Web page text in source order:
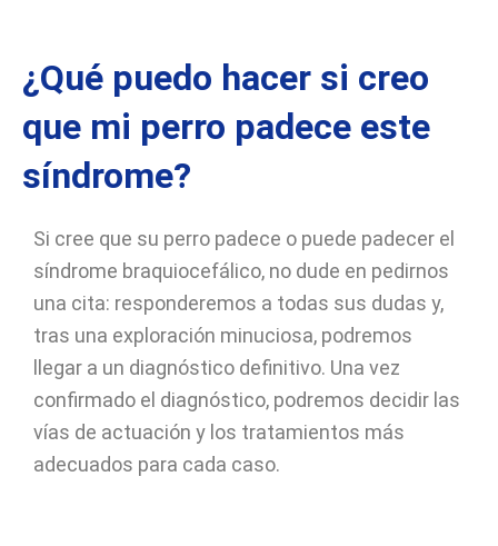
¿Qué puedo hacer si creo
que mi perro padece este
síndrome?
Si cree que su perro padece o puede padecer el
síndrome braquiocefálico, no dude en pedirnos
una cita: responderemos a todas sus dudas y,
tras una exploración minuciosa, podremos
llegar a un diagnóstico definitivo. Una vez
confirmado el diagnóstico, podremos decidir las
vías de actuación y los tratamientos más
adecuados para cada caso.